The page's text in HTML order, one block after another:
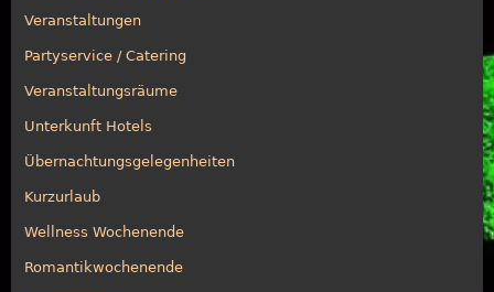
Veranstaltungen
Partyservice / Catering
Veranstaltungsräume
Unterkunft Hotels
Übernachtungsgelegenheiten
Kurzurlaub
Wellness Wochenende
Romantikwochenende